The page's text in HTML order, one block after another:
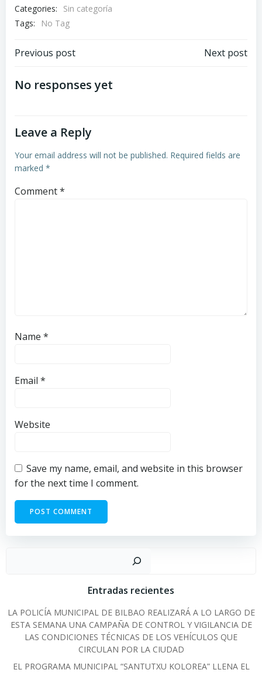
Categories:
Sin categoría
Tags:
No Tag
Post
navigation
Previous post Next post
No responses yet
Leave a Reply
Your email address will not be published. Required fields are
marked *
Comment*
Name *
Email *
Website
Save my name, email, and website in this browser
for the next time I comment.
Entradas recientes
LA POLICÍA MUNICIPAL DE BILBAO REALIZARÁ A LO LARGO DE
ESTA SEMANA UNA CAMPAÑA DE CONTROL Y VIGILANCIA DE
LAS CONDICIONES TÉCNICAS DE LOS VEHÍCULOS QUE
CIRCULAN POR LA CIUDAD
EL PROGRAMA MUNICIPAL “SANTUTXU KOLOREA” LLENA EL